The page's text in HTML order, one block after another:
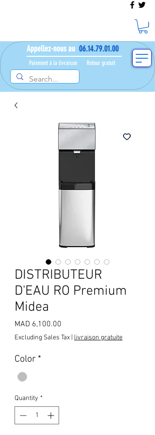
Appellez-nous au 06.14.79.01.00
Paiement à la livraison​ ​ Retour gratuit
DISTRIBUTEUR
D'EAU RO Premium
Midea
MAD 6,100.00
Excluding Sales Tax livraison gratuite
Color *
Quantity *